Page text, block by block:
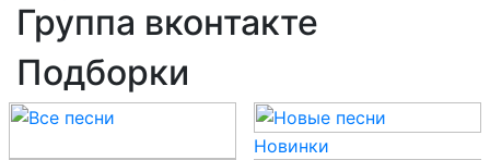
Группа вконтакте
Подборки
Новинки